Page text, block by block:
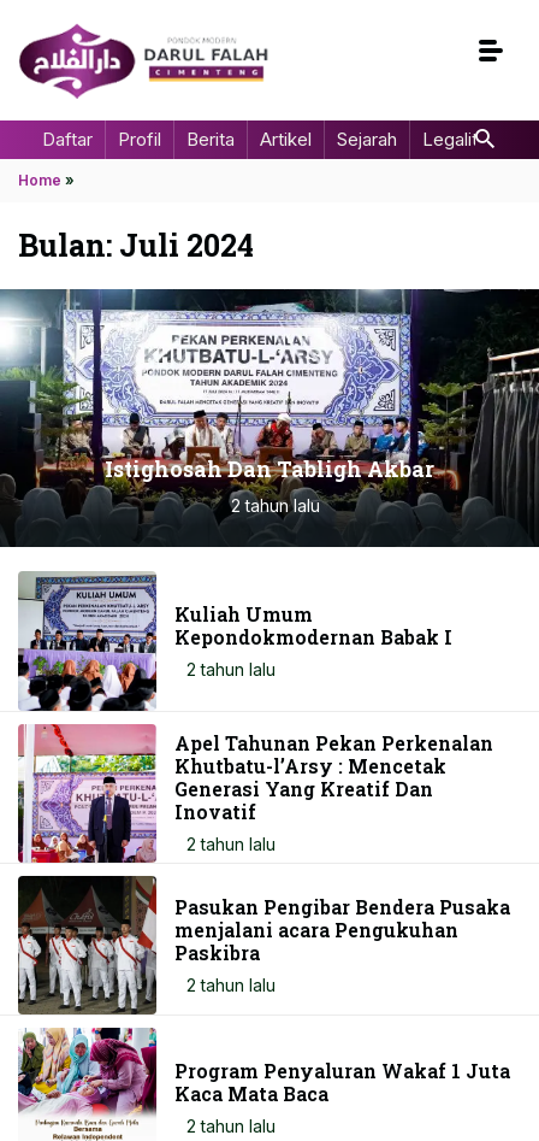
Daftar Profil Berita Artikel Sejarah Legalitas
Home »
Bulan: Juli 2024
Istighosah Dan Tabligh Akbar
2 tahun lalu
Kuliah Umum
Kepondokmodernan Babak I
2 tahun lalu
Apel Tahunan Pekan Perkenalan
Khutbatu-l’Arsy : Mencetak
Generasi Yang Kreatif Dan
Inovatif
2 tahun lalu
Pasukan Pengibar Bendera Pusaka
menjalani acara Pengukuhan
Paskibra
2 tahun lalu
Program Penyaluran Wakaf 1 Juta
Kaca Mata Baca
2 tahun lalu